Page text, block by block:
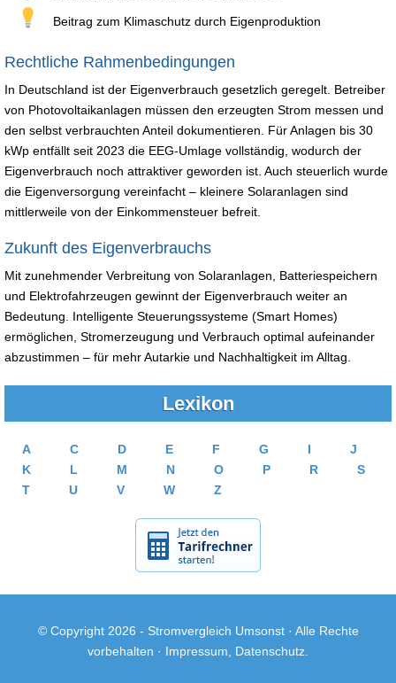
Beitrag zum Klimaschutz durch Eigenproduktion
Rechtliche Rahmenbedingungen
In Deutschland ist der Eigenverbrauch gesetzlich geregelt. Betreiber
von Photovoltaikanlagen müssen den erzeugten Strom messen und
den selbst verbrauchten Anteil dokumentieren. Für Anlagen bis 30
kWp entfällt seit 2023 die EEG-Umlage vollständig, wodurch der
Eigenverbrauch noch attraktiver geworden ist. Auch steuerlich wurde
die Eigenversorgung vereinfacht – kleinere Solaranlagen sind
mittlerweile von der Einkommensteuer befreit.
Zukunft des Eigenverbrauchs
Mit zunehmender Verbreitung von Solaranlagen, Batteriespeichern
und Elektrofahrzeugen gewinnt der Eigenverbrauch weiter an
Bedeutung. Intelligente Steuerungssysteme (Smart Homes)
ermöglichen, Stromerzeugung und Verbrauch optimal aufeinander
abzustimmen – für mehr Autarkie und Nachhaltigkeit im Alltag.
Lexikon
A C D E F G I
J
K
L M N O P R
S
T
U V W Z
© Copyright 2026 - Stromvergleich Umsonst· Alle Rechte
vorbehalten · Impressum Datenschutz